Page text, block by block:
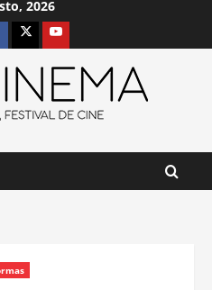
2026
X Youtube